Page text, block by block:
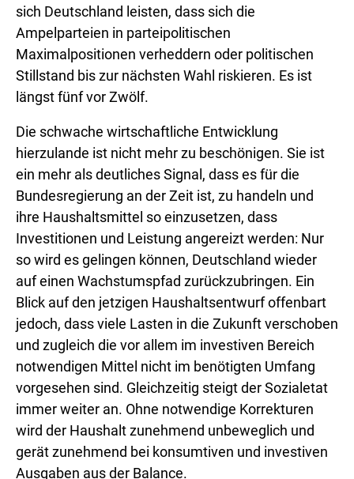
sich Deutschland leisten, dass sich die
Ampelparteien in parteipolitischen
Maximalpositionen verheddern oder politischen
Stillstand bis zur nächsten Wahl riskieren. Es ist
längst fünf vor Zwölf.
Die schwache wirtschaftliche Entwicklung
hierzulande ist nicht mehr zu beschönigen. Sie ist
ein mehr als deutliches Signal, dass es für die
Bundesregierung an der Zeit ist, zu handeln und
ihre Haushaltsmittel so einzusetzen, dass
Investitionen und Leistung angereizt werden: Nur
so wird es gelingen können, Deutschland wieder
auf einen Wachstumspfad zurückzubringen. Ein
Blick auf den jetzigen Haushaltsentwurf offenbart
jedoch, dass viele Lasten in die Zukunft verschoben
und zugleich die vor allem im investiven Bereich
notwendigen Mittel nicht im benötigten Umfang
vorgesehen sind. Gleichzeitig steigt der Sozialetat
immer weiter an. Ohne notwendige Korrekturen
wird der Haushalt zunehmend unbeweglich und
gerät zunehmend bei konsumtiven und investiven
Ausgaben aus der Balance.